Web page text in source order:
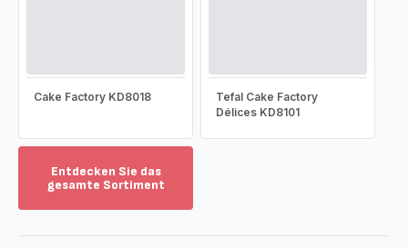
Cake Factory KD8018
Tefal Cake Factory
Délices KD8101
Entdecken Sie das
gesamte Sortiment